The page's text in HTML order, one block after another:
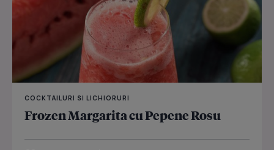
COCKTAILURI SI LICHIORURI
Frozen Margarita cu Pepene Rosu